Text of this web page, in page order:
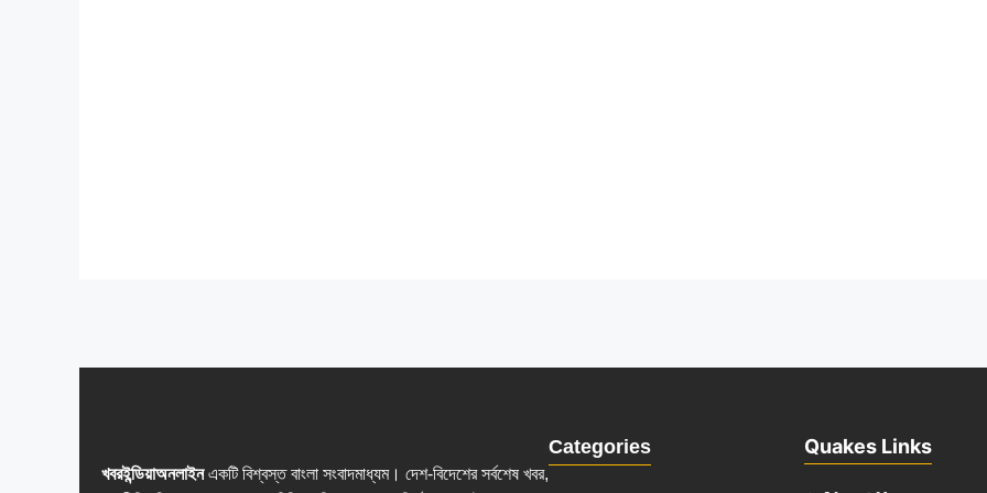
খবরইন্ডিয়াঅনলাইনএকটি বিশ্বস্ত বাংলা সংবাদমাধ্যম। দেশ-বিদেশের সর্বশেষ খবর,
Categories Quakes Links